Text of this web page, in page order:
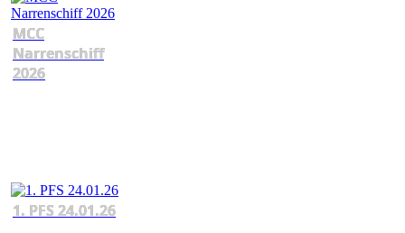
MCC
Narrenschiff
2026
1. PFS 24.01.26